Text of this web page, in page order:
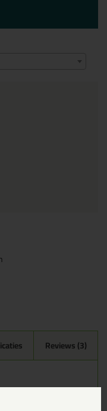
Reviews (3)
van
stoot water af en